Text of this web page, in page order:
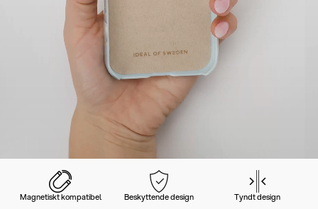
Magnetiskt kompatibel Beskyttende design Tyndt design